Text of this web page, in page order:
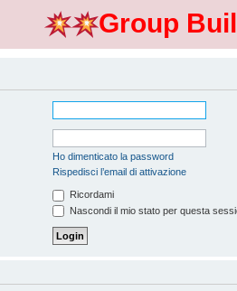
Group
Ho dimenticato la password
Rispedisci l’email di attivazione
Ricordami
Nascondi il mio stato per questa